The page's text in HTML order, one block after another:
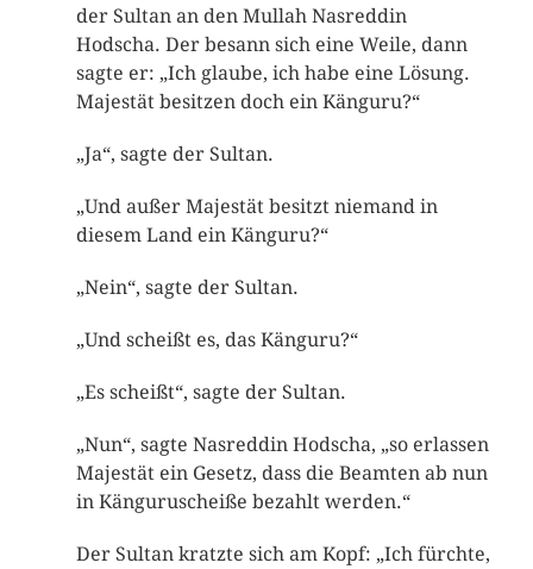
der Sultan an den Mullah Nasreddin
Hodscha. Der besann sich eine Weile, dann
sagte er: „Ich glaube, ich habe eine Lösung.
Majestät besitzen doch ein Känguru?“
„Ja“, sagte der Sultan.
„Und außer Majestät besitzt niemand in
diesem Land ein Känguru?“
„Nein“, sagte der Sultan.
„Und scheißt es, das Känguru?“
„Es scheißt“, sagte der Sultan.
„Nun“, sagte Nasreddin Hodscha, „so erlassen
Majestät ein Gesetz, dass die Beamten ab nun
in Känguruscheiße bezahlt werden.“
Der Sultan kratzte sich am Kopf: „Ich fürchte,